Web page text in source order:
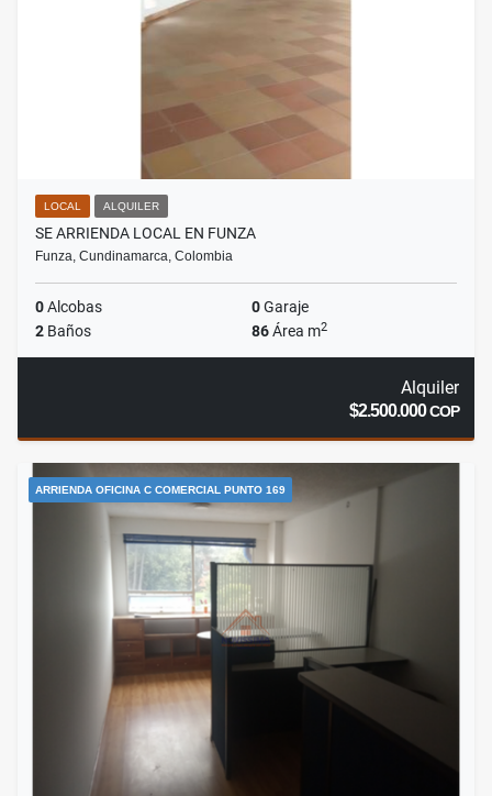
LOCAL ALQUILER
SE ARRIENDA LOCAL EN FUNZA
Funza, Cundinamarca, Colombia
0Alcobas 0Garaje
2 Baños 86Área m2
Alquiler
$2.500.000COP
ARRIENDA OFICINA C COMERCIAL PUNTO 169